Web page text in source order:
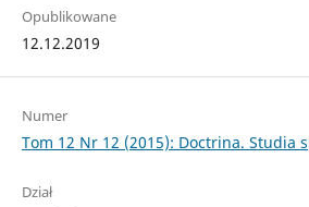
Opublikowane
12.12.2019
Numer
Tom 12 Nr 12 (2015): Doctrina. Studia
Dział